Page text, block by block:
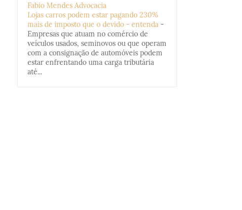
Fabio Mendes Advocacia
Lojas carros podem estar pagando 230%
mais de imposto que o devido - entenda -
Empresas que atuam no comércio de
veículos usados, seminovos ou que operam
com a consignação de automóveis podem
estar enfrentando uma carga tributária
até...